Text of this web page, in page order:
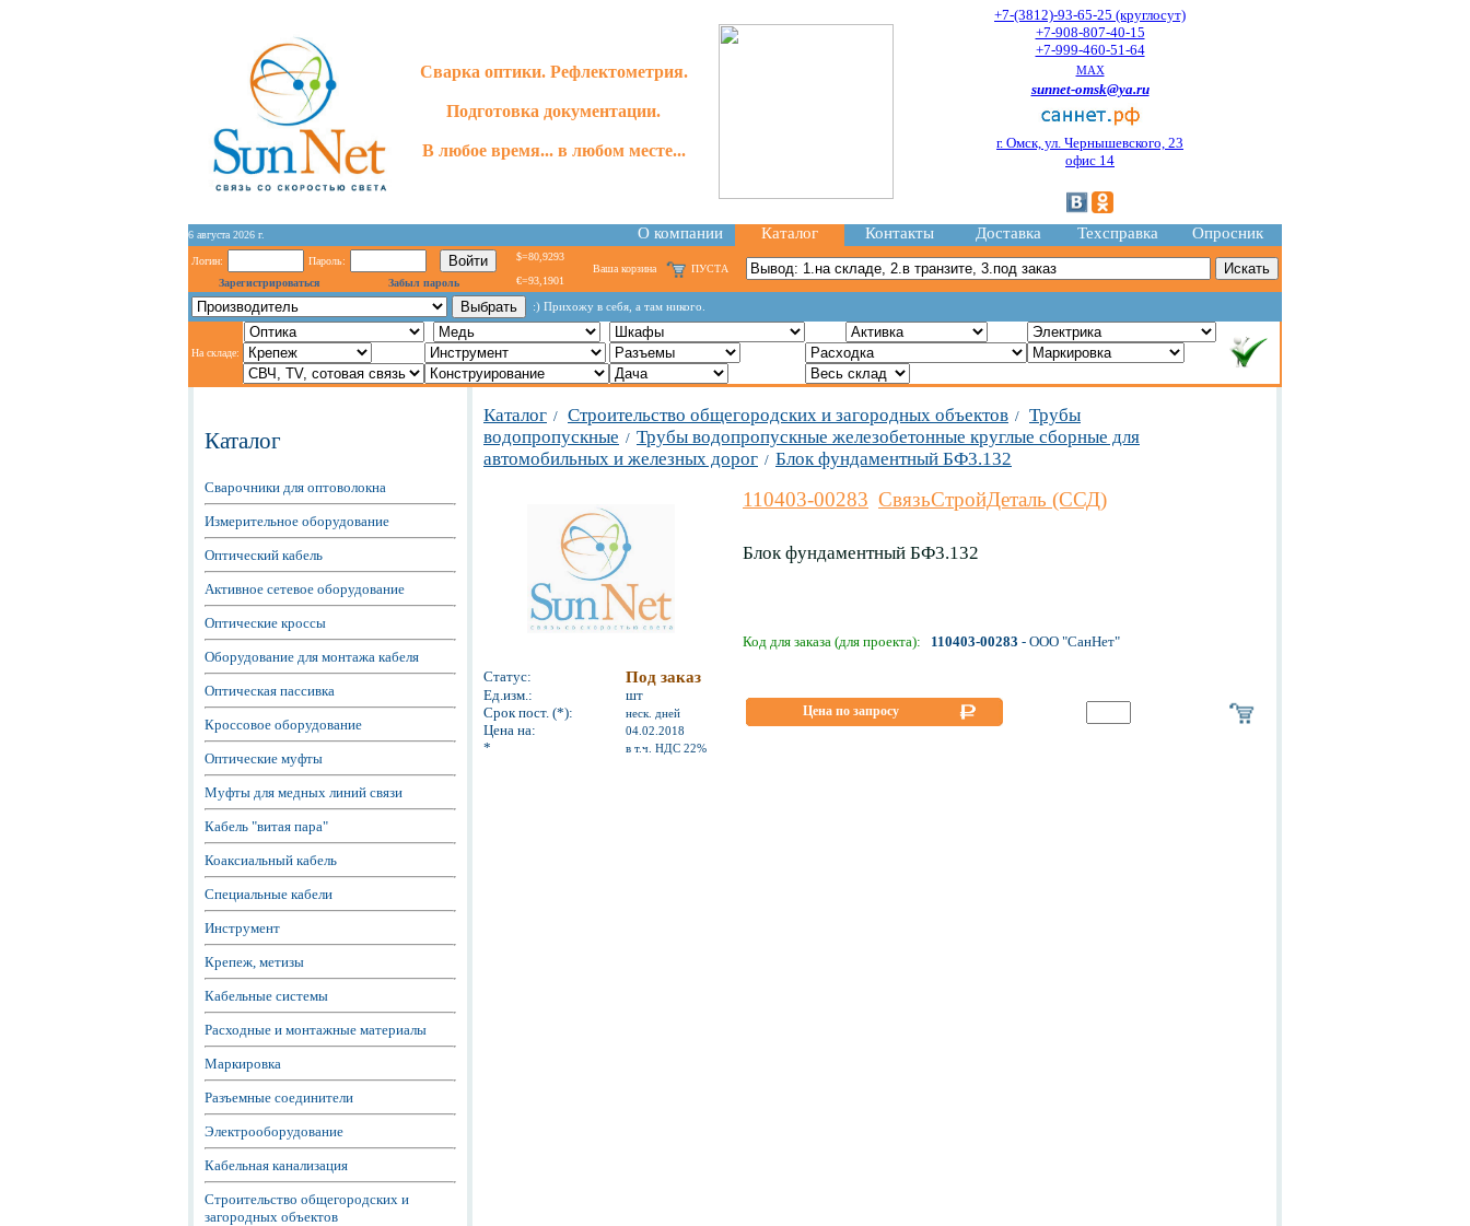
Сварка оптики. Рефлектометрия.
Подготовка документации.
В любое время... в любом месте...
+7-(3812)-93-65-25 (круглосут)
+7-908-807-40-15
+7-999-460-51-64
MAX
sunnet-omsk@ya.ru
г. Омск, ул. Чернышевского, 23
офис 14
6 августа 2026 г. О компании Каталог Контакты Доставка Техсправка Опросник
Логин:
Пароль:
Зарегистрироваться
Забыл пароль
$=80,9293
€=93,1901
Ваша корзина ПУСТА
:) Прихожу в себя, а там никого.
На складе:
Каталог
Сварочники для оптоволокна
Измерительное оборудование
Оптический кабель
Активное сетевое оборудование
Оптические кроссы
Оборудование для монтажа кабеля
Оптическая пассивка
Кроссовое оборудование
Оптические муфты
Муфты для медных линий связи
Кабель "витая пара"
Коаксиальный кабель
Специальные кабели
Инструмент
Крепеж, метизы
Кабельные системы
Расходные и монтажные материалы
Маркировка
Разъемные соединители
Электрооборудование
Кабельная канализация
Строительство общегородских и
загородных объектов
Каталог / Строительство общегородских и загородных объектов / Трубы
водопропускные / Трубы водопропускные железобетонные круглые сборные для
автомобильных и железных дорог / Блок фундаментный БФ3.132
110403-00283 СвязьСтройДеталь (ССД)
Блок фундаментный БФ3.132
Код для заказа (для проекта): 110403-00283 - ООО "СанНет"
Статус: Под заказ
Ед.изм.:
шт
Срок пост. (*):
неск. дней
Цена на: 04.02.2018
* в т.ч. НДС 22%
Цена по запросу